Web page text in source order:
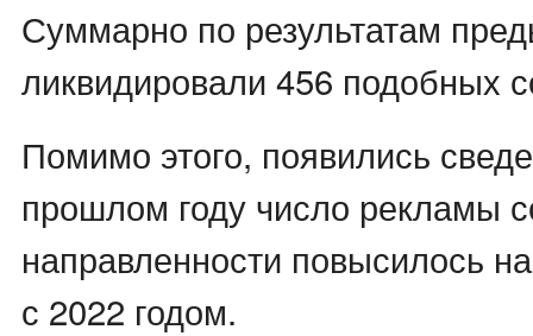
Суммарно по результатам
ликвидировали 456 подобных
Помимо этого, появились
прошлом году число рекламы
направленности повысилось
с 2022 годом.